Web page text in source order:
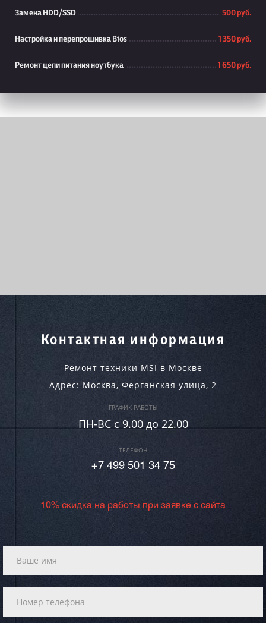
Замена HDD/SSD 500 руб.
Настройка и перепрошивка Bios 1 350 руб.
Ремонт цепи питания ноутбука 1 650 руб.
Контактная информация
Ремонт техники MSI в Москве
Адрес: Москва, Ферганская улица, 2
ГРАФИК РАБОТЫ
ПН-ВC c 9.00 до 22.00
ТЕЛЕФОН
+7 499 501 34 75
10% скидка на работы при заявке с сайта